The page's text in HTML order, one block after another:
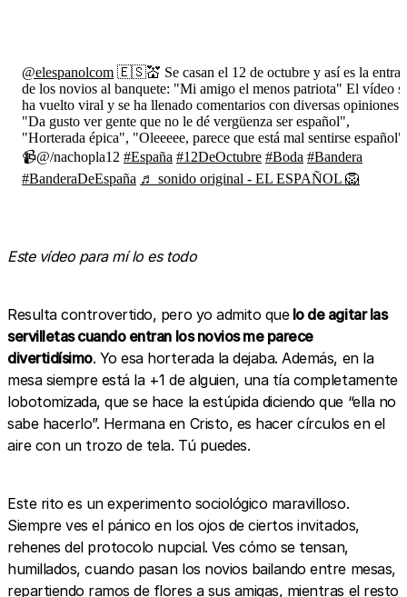
@elespanolcom 🇪🇸💒 Se casan el 12 de octubre y así es la
de los novios al banquete: "Mi amigo el menos patriota" El vídeo
ha vuelto viral y se ha llenado comentarios con diversas opiniones:
"Da gusto ver gente que no le dé vergüenza ser español",
"Horterada épica", "Oleeeee, parece que está mal sentirse español".
📹@/nachopla12 #España #12DeOctubre #Boda #Bandera
#BanderaDeEspaña ♬ sonido original - EL ESPAÑOL 🦁
Este vídeo para mí lo es todo
Resulta controvertido, pero yo admito quelo de agitar las
servilletas cuando entran los novios me parece
divertidísimo. Yo esa horterada la dejaba. Además, en la
mesa siempre está la +1 de alguien, una tía completamente
lobotomizada, que se hace la estúpida diciendo que “ella no
sabe hacerlo”. Hermana en Cristo, es hacer círculos en el
aire con un trozo de tela. Tú puedes.
Este rito es un experimento sociológico maravilloso.
Siempre ves el pánico en los ojos de ciertos invitados,
rehenes del protocolo nupcial. Ves cómo se tensan,
humillados, cuando pasan los novios bailando entre mesas,
repartiendo ramos de flores a sus amigas, mientras el resto